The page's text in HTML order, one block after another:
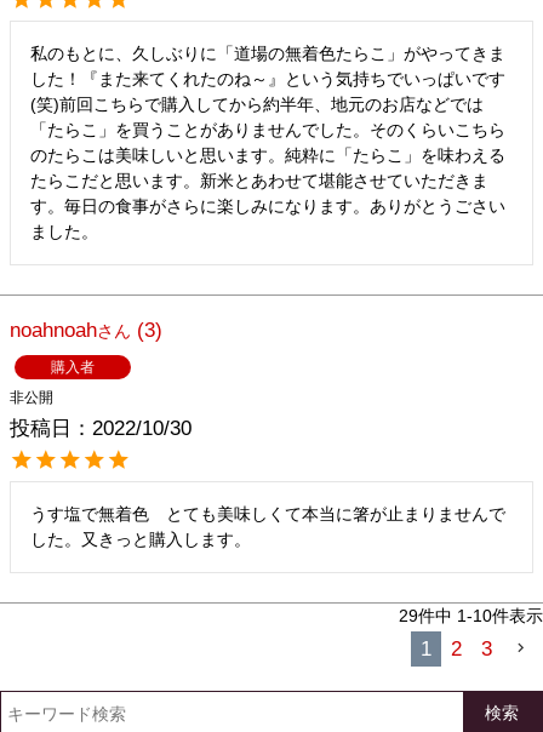
私のもとに、久しぶりに「道場の無着色たらこ」がやってきま
した！『また来てくれたのね～』という気持ちでいっぱいです
(笑)前回こちらで購入してから約半年、地元のお店などでは
「たらこ」を買うことがありませんでした。そのくらいこちら
のたらこは美味しいと思います。純粋に「たらこ」を味わえる
たらこだと思います。新米とあわせて堪能させていただきま
す。毎日の食事がさらに楽しみになります。ありがとうごさい
ました。
noahnoah 3
購入者
非公開
投稿日 2022/10/30
うす塩で無着色　とても美味しくて本当に箸が止まりませんで
した。又きっと購入します。
29件中 1-10件表示
1 2 3
検索